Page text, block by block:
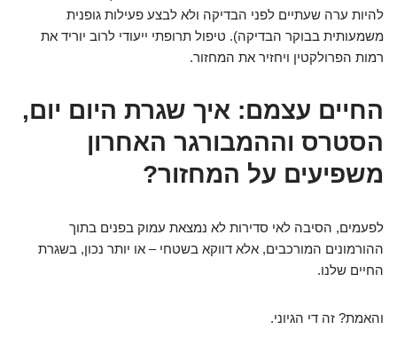
להיות ערה שעתיים לפני הבדיקה ולא לבצע פעילות גופנית
משמעותית בבוקר הבדיקה). טיפול תרופתי ייעודי לרוב יוריד את
רמות הפרולקטין ויחזיר את המחזור.
החיים עצמם: איך שגרת היום יום,
הסטרס וההמבורגר האחרון
משפיעים על המחזור?
לפעמים, הסיבה לאי סדירות לא נמצאת עמוק בפנים בתוך
ההורמונים המורכבים, אלא דווקא בשטחי – או יותר נכון, בשגרת
החיים שלנו.
והאמת? זה די הגיוני.